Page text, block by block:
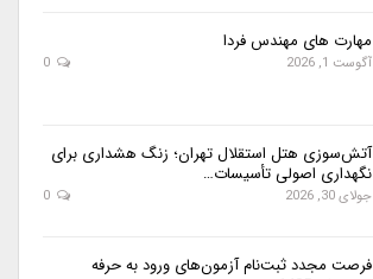
مهارت های مهندس فردا
آگوست 1, 2026
آتش‌سوزی هتل استقلال تهران؛ زنگ هشداری برای
نگهداری اصولی تأسیسات…
جولای 30, 2026
فرصت مجدد ثبت‌نام آزمون‌های ورود به حرفه